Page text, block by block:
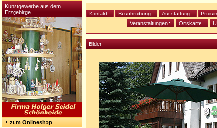
Kunstgewerbe aus dem
Erzgebirge
zum Onlineshop
Kontakt Beschreibung Ausstattung
Veranstaltungen
Ortskarte
Bilder